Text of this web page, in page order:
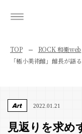
TOP ROCK 和樂web
「極小美術館」館長が語
Art 2022.01.21
見返りを求め